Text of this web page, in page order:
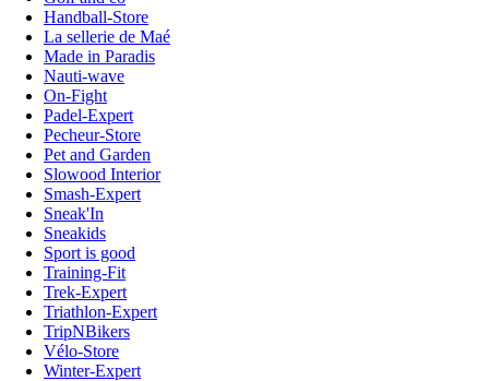
Handball-Store
La sellerie de Maé
Made in Paradis
Nauti-wave
On-Fight
Padel-Expert
Pecheur-Store
Pet and Garden
Slowood Interior
Smash-Expert
Sneak'In
Sneakids
Sport is good
Training-Fit
Trek-Expert
Triathlon-Expert
TripNBikers
Vélo-Store
Winter-Expert